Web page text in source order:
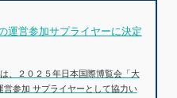
運営参加サプライヤーに決定
、２０２５年日本国際博覧会「大
営参加 サプライヤーとして協力い